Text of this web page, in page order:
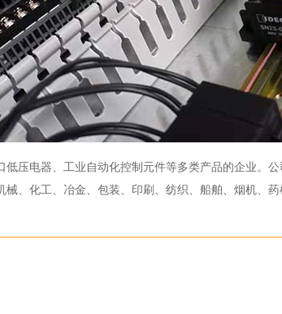
低压电器、工业自动化控制元件等多类产品的企业。
、化工、冶金、包装、印刷、纺织、船舶、烟机、